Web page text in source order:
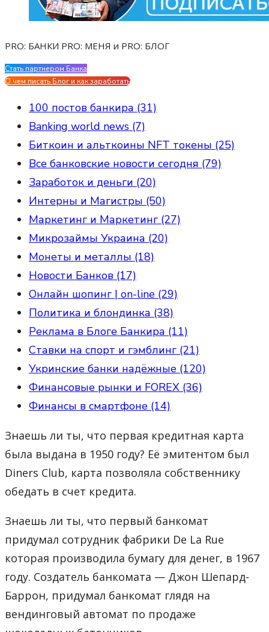
PRO: БАНКИ PRO: МЕНЯ и PRO: БЛОГ
Стать партнером Банка
О чем писать Блог и как заработать
100 постов банкира (31)
Banking world news (7)
Биткоин и альткоины NFT токены (25)
Все банковские новости сегодня (79)
Заработок и деньги (20)
Интерны и Магистры (50)
Маркетинг и Маркетинг (27)
Микрозаймы Украина (20)
Монеты и металлы (18)
Новости Банков (17)
Онлайн шопинг | on-line (29)
Политика и блондинка (38)
Реклама в Блоге Банкира (11)
Ставки на спорт и гэмблинг (21)
Укринские банки надёжные (120)
Финансовые рынки и FOREX (36)
Финансы в смартфоне (14)
Знаешь ли ты, что первая кредитная карта
была выдана в 1950 году? Её эмитентом был
Diners Club, карта позволяла собственнику
обедать в счет кредита.
Знаешь ли ты, что первый банкомат
придумал сотрудник фабрики De La Rue
которая производила бумагу для денег, в 1967
году. Создатель банкомата — Джон Шепард-
Баррон, придумал банкомат глядя на
вендинговый автомат по продаже